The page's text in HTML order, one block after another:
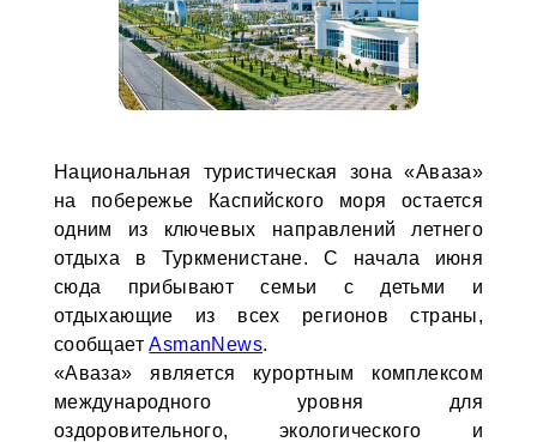
Национальная туристическая зона «Аваза»
на побережье Каспийского моря остается
одним из ключевых направлений летнего
отдыха в Туркменистане. С начала июня
сюда прибывают семьи с детьми и
отдыхающие из всех регионов страны,
сообщаетAsmanNews.
«Аваза» является курортным комплексом
международного уровня для
оздоровительного, экологического и